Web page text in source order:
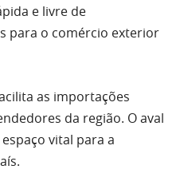
e livre de
para o comércio exterior
as importações
da região. O aval
vital para a